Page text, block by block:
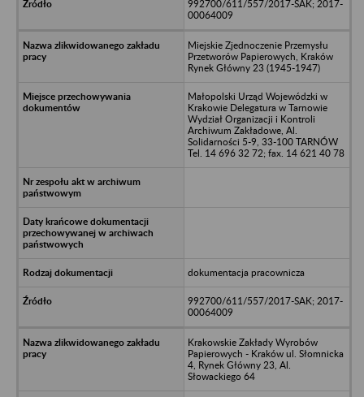
992700/611/557/2017-SAK; 2017-
00064009
Miejskie Zjednoczenie Przemysłu
Przetworów Papierowych, Kraków
Rynek Główny 23 (1945-1947)
Małopolski Urząd Wojewódzki w
Krakowie Delegatura w Tarnowie
Wydział Organizacji i Kontroli
Archiwum Zakładowe, Al.
Solidarności 5-9, 33-100 TARNÓW
Tel. 14 696 32 72; fax. 14 621 40 78
dokumentacja pracownicza
992700/611/557/2017-SAK; 2017-
00064009
Krakowskie Zakłady Wyrobów
Papierowych - Kraków ul. Słomnicka
4, Rynek Główny 23, Al.
Słowackiego 64